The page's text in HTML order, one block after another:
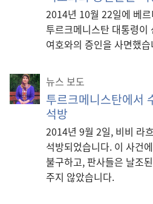
2014년 10월 22일에 베
투르크메니스탄 대통령이
여호와의 증인을 사면했
뉴스 보도
투르크메니스탄에서
석방
2014년 9월 2일, 비비 라
석방되었습니다. 이 사건
불구하고, 판사들은 날조
주지 않았습니다.